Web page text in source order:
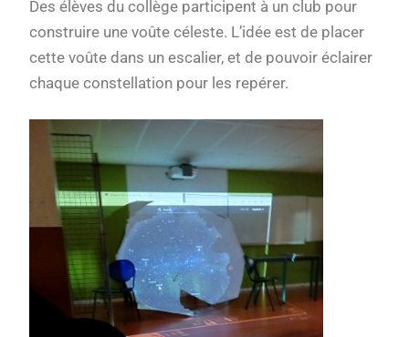
Des élèves du collège participent à un club pour
construire une voûte céleste. L’idée est de placer
cette voûte dans un escalier, et de pouvoir éclairer
chaque constellation pour les repérer.